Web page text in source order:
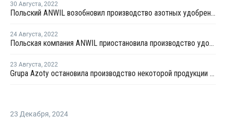
30 Августа, 2022
Польский ANWIL возобновил производство азотных удобрений
24 Августа, 2022
Польская компания ANWIL приостановила производство удобрений
23 Августа, 2022
Grupa Azoty остановила производство некоторой продукции из-за рекордных цен на газ
23 Декабря, 2024